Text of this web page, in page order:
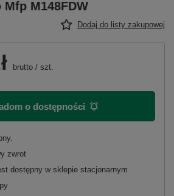
M148FDW
Dodaj do listy zakupowej
brutto / szt.
o dostępności
zwrot
dostępny w sklepie stacjonarnym